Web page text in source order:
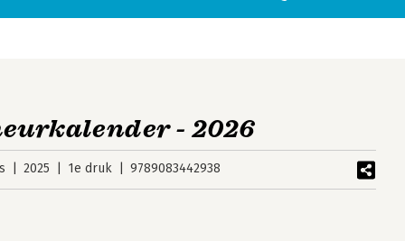
- 2026
2025 1e druk 9789083442938
Personen